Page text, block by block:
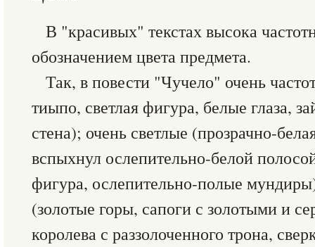
В "красивых" текстах высока
обозначением цвета предмета.
Так, в повести "Чучело" очень
тиыпо, светлая фигура, белые глаза,
стена); очень светлые (прозрачно-
вспыхнул ослепительно-белой
фигура, ослепительно-полые
(золотые горы, сапоги с золотыми и
королева с раззолоченного трона,